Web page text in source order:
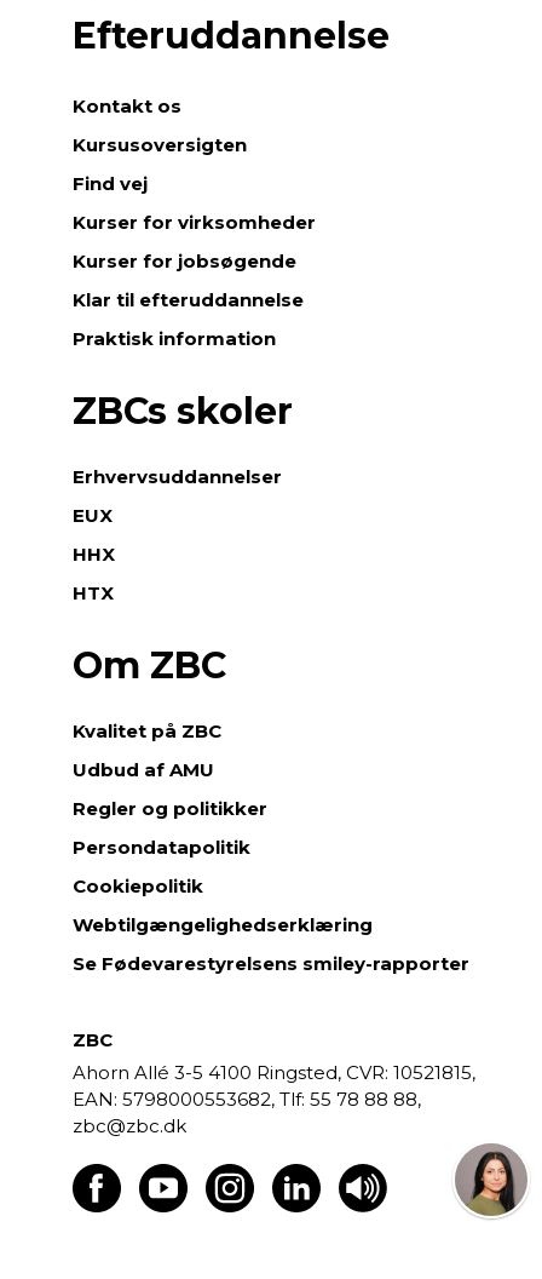
Efteruddannelse
Kontakt os
Kursusoversigten
Find vej
Kurser for virksomheder
Kurser for jobsøgende
Klar til efteruddannelse
Praktisk information
ZBCs skoler
Erhvervsuddannelser
EUX
HHX
HTX
Om ZBC
Kvalitet på ZBC
Udbud af AMU
Regler og politikker
Persondatapolitik
Cookiepolitik
Webtilgængelighedserklæring
Se Fødevarestyrelsens smiley-rapporter
ZBC
Ahorn Allé 3-5 4100 Ringsted, CVR: 10521815,
EAN: 5798000553682,
55 78 88 88,
zbc@zbc.dk